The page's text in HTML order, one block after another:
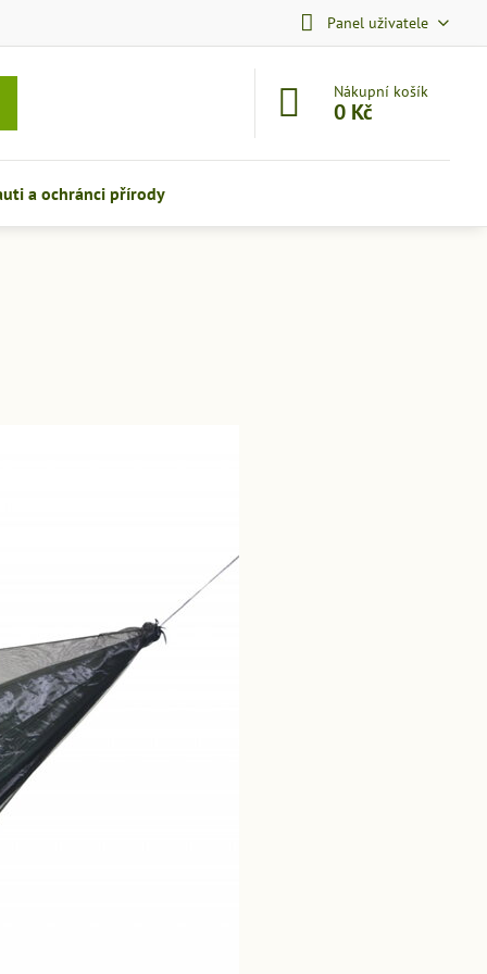
Panel uživatele
Nákupní košík
0 Kč
a ochránci přírody